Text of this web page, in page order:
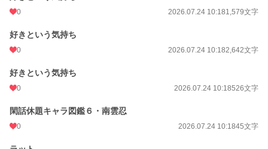
0 2026.07.24 10:181,579文字
好きという気持ち
0 2026.07.24 10:182,642文字
好きという気持ち
0 2026.07.24 10:18526文字
閑話休題キャラ図鑑６・南雲忍
0 2026.07.24 10:1845文字